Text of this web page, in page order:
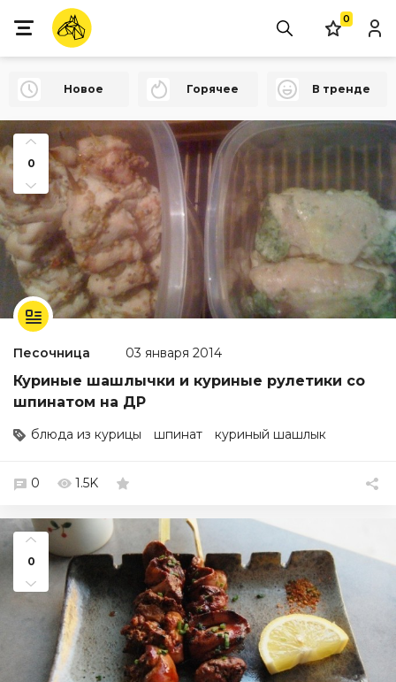
0
Новое Горячее В тренде
0
Песочница 03 января 2014
Куриные шашлычки и куриные рулетики со
шпинатом на ДР
блюда из курицы шпинат куриный шашлык
0 1.5K
0